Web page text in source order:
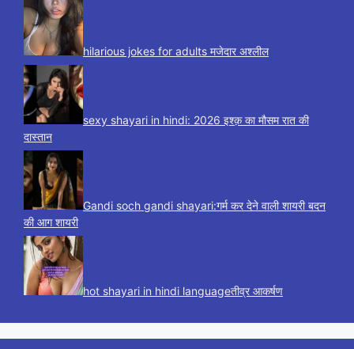
hilarious jokes for adults मजेदार अश्लील
sexy shayari in hindi: 2026 इश्क़ का मौसम रात की
दास्तान
Gandi soch gandi shayari:गर्म कर देने वाली शायरी बदन
की आग शायरी
hot shayari in hindi languageतीव्र आकर्षण